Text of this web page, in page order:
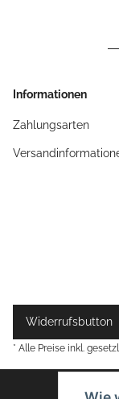
Informationen
Zahlungsarten
Widerrufsbutton
* Alle Preise inkl.